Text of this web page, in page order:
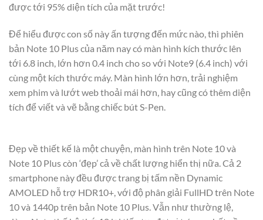
được tới 95% diện tích của mặt trước!
Để hiểu được con số này ấn tượng đến mức nào, thì phiên
bản Note 10 Plus của năm nay có màn hình kích thước lên
tới 6.8 inch, lớn hơn 0.4 inch cho so với Note9 (6.4 inch) với
cùng một kích thước máy. Màn hình lớn hơn, trải nghiệm
xem phim và lướt web thoải mái hơn, hay cũng có thêm diện
tích để viết và vẽ bằng chiếc bút S-Pen.
Đẹp về thiết kế là một chuyện, màn hình trên Note 10 và
Note 10 Plus còn ‘đẹp’ cả về chất lượng hiển thị nữa. Cả 2
smartphone này đều được trang bị tấm nền Dynamic
AMOLED hỗ trợ HDR10+, với độ phân giải FullHD trên Note
10 và 1440p trên bản Note 10 Plus. Vẫn như thường lệ,